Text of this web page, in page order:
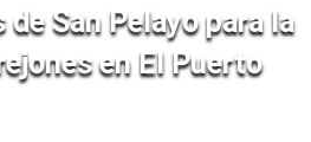
San Pelayo para la
en El Puerto